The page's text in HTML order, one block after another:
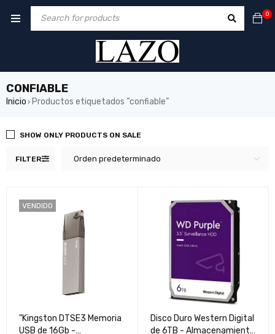
0
CONFIABLE
Inicio › Productos etiquetados “confiable”
FILTER Orden predeterminado
SHOW ONLY PRODUCTS ON SALE
VENDIDO
"Kingston DTSE3 Memoria
USB de 16Gb -
Disco Duro Western Digital
de 6TB - Almacenamiento